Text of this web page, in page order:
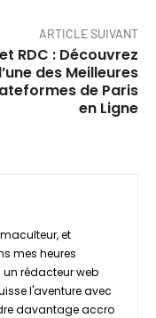
ARTICLE SUIVANT
RDC : Découvrez
l’une des Meilleures
de Paris
en Ligne
et
mes heures
un rédacteur web
l'aventure avec
davantage accro